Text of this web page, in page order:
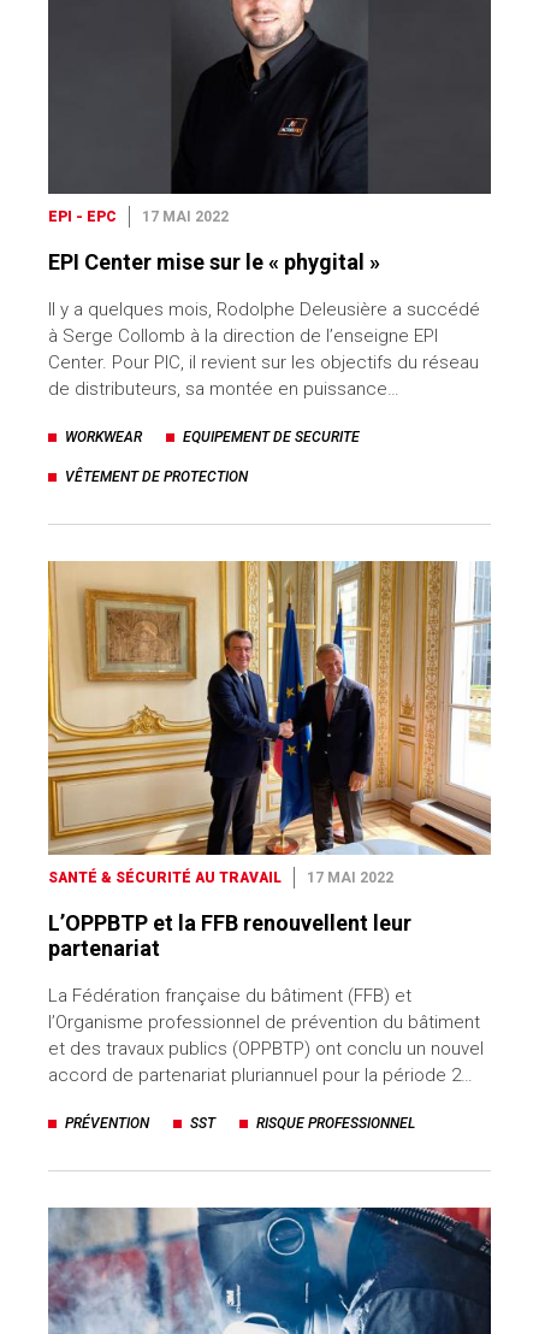
EPI - EPC 17 MAI 2022
EPI Center mise sur le « phygital »
Il y a quelques mois, Rodolphe Deleusière a succédé
à Serge Collomb à la direction de l’enseigne EPI
Center. Pour PIC, il revient sur les objectifs du réseau
de distributeurs, sa montée en puissance…
WORKWEAR EQUIPEMENT DE SECURITE
VÊTEMENT DE PROTECTION
SANTÉ & SÉCURITÉ AU TRAVAIL 17 MAI 2022
L’OPPBTP et la FFB renouvellent leur
partenariat
La Fédération française du bâtiment (FFB) et
l’Organisme professionnel de prévention du bâtiment
et des travaux publics (OPPBTP) ont conclu un nouvel
accord de partenariat pluriannuel pour la période 2…
PRÉVENTION SST RISQUE PROFESSIONNEL